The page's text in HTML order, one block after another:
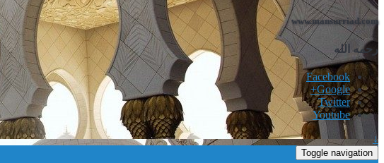
www.mansurriad.com
رحمه الله
Facebook
Google+
Twitter
Youtube
↓
Toggle navigation